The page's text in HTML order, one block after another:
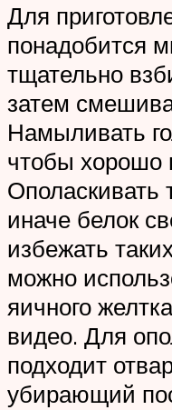
Для
понадобится
тщательно
затем
Намыливать
чтобы хорошо
Ополаскивать
иначе белок
избежать
можно
яичного
видео. Для
подходит
убирающий